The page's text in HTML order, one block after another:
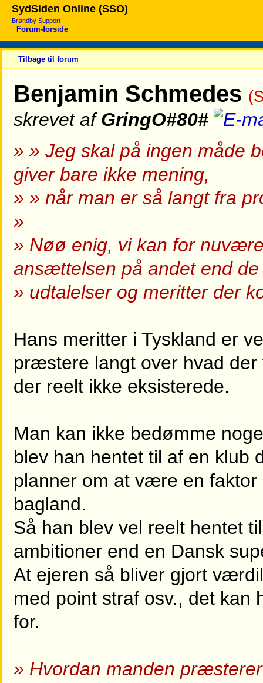
SydSiden Online (SSO)
Brøndby Support
Forum-forside
Tilbage til forum
Benjamin Schmedes
skrevet afGringO#80#
» » Jeg skal på ingen måde
giver bare ikke mening,
» » når man er så langt fra
»
» Nøø enig, vi kan for
ansættelsen på andet end de
» udtalelser og meritter der
Hans meritter i Tyskland er
præstere langt over hvad
der reelt ikke eksisterede.
Man kan ikke bedømme
blev han hentet til af en klub
planner om at være en
bagland.
Så han blev vel reelt hentet
ambitioner end en Dansk
At ejeren så bliver gjort
med point straf osv., det kan
for.
» Hvordan manden